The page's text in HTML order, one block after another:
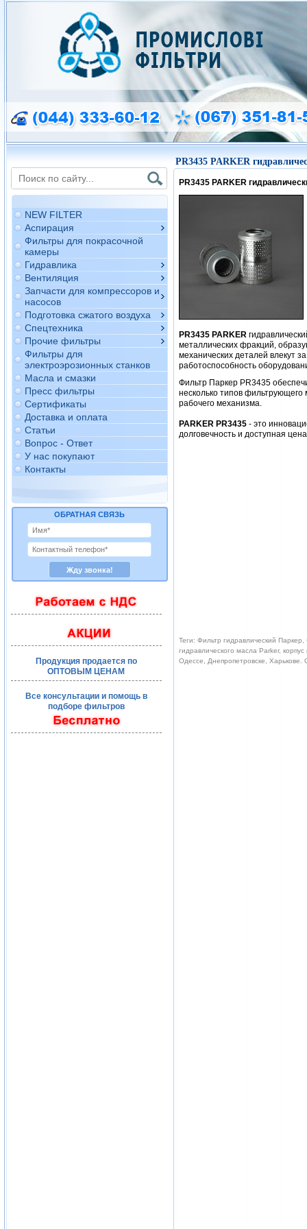
NEW FILTER
Аспирация
Фильтры для покрасочной
камеры
Гидравлика
Вентиляция
Запчасти для компрессоров и
насосов
Подготовка сжатого воздуха
Спецтехника
Прочие фильтры
Фильтры для
электроэрозионных станков
Масла и смазки
Пресс фильтры
Сертификаты
Доставка и оплата
Статьи
Вопрос - Ответ
У нас покупают
Контакты
ОБРАТНАЯ СВЯЗЬ
Продукция продается по
ОПТОВЫМ ЦЕНАМ
Все консультации и помощь в
подборе фильтров
PR3435 PARKER
PR3435 PARKER
PR3435 PARKER
металлических фракций,
механических деталей влекут
работоспособность
Фильтр Паркер PR3435
несколько типов фильтрующего
рабочего механизма.
PARKER PR3435- это
долговечность и доступная
Теги: Фильтр гидравлический
гидравлического масла Parker,
Одессе, Днепропетровске,